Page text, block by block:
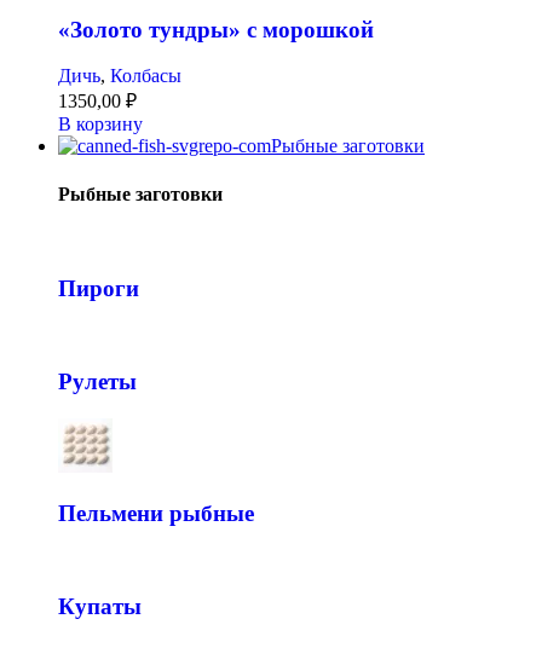
«Золото тундры» с морошкой
Дичь, Колбасы
1350,00 ₽
В корзину
Рыбные заготовки
Рыбные заготовки
Пироги
Рулеты
Пельмени рыбные
Купаты